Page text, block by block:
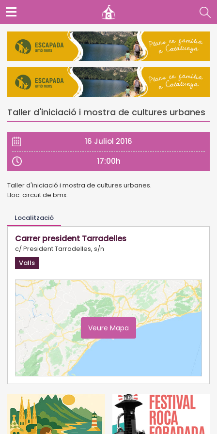
Taller d'iniciació i mostra de cultures urbanes
16 Juliol 2016
17:00h
Taller d'iniciació i mostra de cultures urbanes.
Lloc: circuit de bmx.
Localització
Carrer president Tarradelles
c/ President Tarradelles, s/n
Valls
Veure Mapa